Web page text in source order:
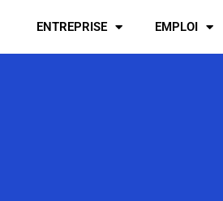
ENTREPRISE EMPLOI